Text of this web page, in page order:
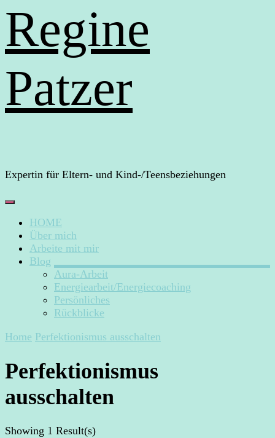
Regine
Patzer
Expertin für Eltern- und Kind-/Teensbeziehungen
HOME
Über mich
Arbeite mit mir
Blog
Aura-Arbeit
Energiearbeit/Energiecoaching
Persönliches
Rückblicke
Home Perfektionismus ausschalten
Perfektionismus
ausschalten
Showing 1 Result(s)